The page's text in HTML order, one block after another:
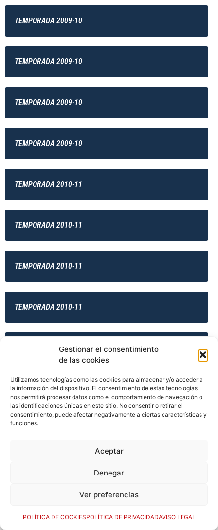
Gestionar el consentimiento
de las cookies
Utilizamos tecnologías como las cookies para almacenar y/o acceder a
la información del dispositivo. El consentimiento de estas tecnologías
nos permitirá procesar datos como el comportamiento de navegación o
las identificaciones únicas en este sitio. No consentir o retirar el
consentimiento, puede afectar negativamente a ciertas características y
funciones.
Aceptar
Denegar
Ver preferencias
POLÍTICA DE COOKIESPOLÍTICA DE PRIVACIDADAVISO LEGAL
TEMPORADA 2009-10
TEMPORADA 2009-10
TEMPORADA 2009-10
TEMPORADA 2009-10
TEMPORADA 2010-11
TEMPORADA 2010-11
TEMPORADA 2010-11
TEMPORADA 2010-11
TEMPORADA 2011-12
TEMPORADA 2011-12
TEMPORADA 2013-14